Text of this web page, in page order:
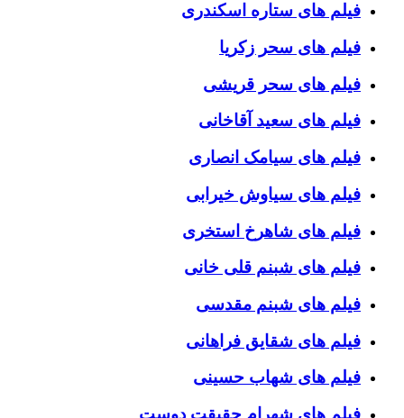
فیلم های ستاره اسکندری
فیلم های سحر زکریا
فیلم های سحر قریشی
فیلم های سعید آقاخانی
فیلم های سیامک انصاری
فیلم های سیاوش خیرابی
فیلم های شاهرخ استخری
فیلم های شبنم قلی خانی
فیلم های شبنم مقدسی
فیلم های شقایق فراهانی
فیلم های شهاب حسینی
فیلم های شهرام حقیقت دوست